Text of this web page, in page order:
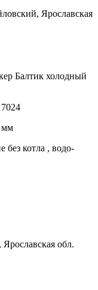
Ярославская
Балтик холодный
мм
котла , водо-
обл.